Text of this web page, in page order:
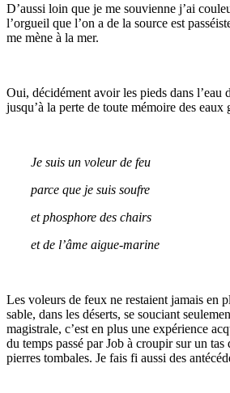
D’aussi loin que je me souvienne j’ai
l’orgueil que l’on a de la source est
me mène à la mer.
Oui, décidément avoir les pieds dans l’eau
jusqu’à la perte de toute mémoire des eaux
Je suis un voleur de feu
parce que je suis soufre
et phosphore des chairs
et de l’âme aigue-marine
Les voleurs de feux ne restaient jamais en
sable, dans les déserts, se souciant
magistrale, c’est en plus une expérience
du temps passé par Job à croupir sur un
pierres tombales. Je fais fi aussi des